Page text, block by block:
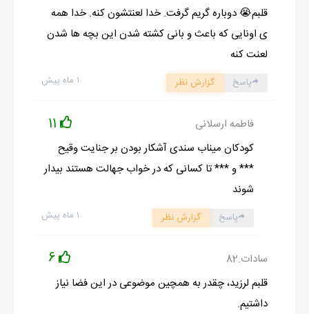
قلبم😭 دوباره گریم گرفت. خدا لعنتشون کنه. خدا همه
ی اونایی که باعث و بانی کشته شدن این بچه ها شدن
لعنت کنه
۱ ماه پیش پاسخ گزارش نظر
فاطمه ارسلانی 11
کودکان میناب سندی آشکار بودن بر جنایت وقیح
*** و *** تا کسانی که در خواب جهالت هستند بیدار
شوند
۱ ماه پیش پاسخ گزارش نظر
سادات.82 6
قلبم لرزید، چقدر به همچین موضوعی در این فضا نیاز
داشتیم.